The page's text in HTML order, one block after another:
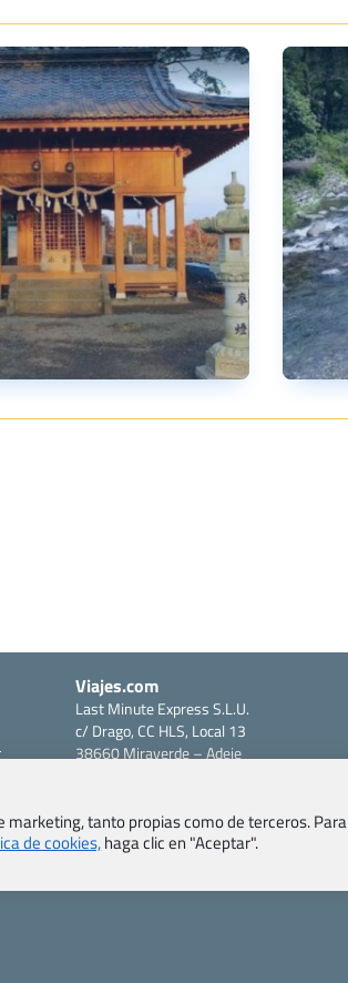
Viajes.com
Last Minute Express S.L.U.
c/ Drago, CC HLS, Local 13
38660 Miraverde – Adeje
Tfno: +34 922-97-17-27
tanto propias como de terceros. Para
de cookies,haga clic en "Aceptar".